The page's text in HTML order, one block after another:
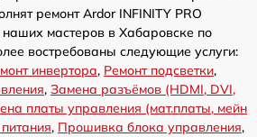
ремонт Ardor INFINITY PRO
мастеров в Хабаровске по
востребованы следующие услуги:
инвертора, Ремонт подсветки,
, Замена разъёмов (HDMI, DVI,
платы управления (мат.платы, мейн
, Прошивка блока управления,